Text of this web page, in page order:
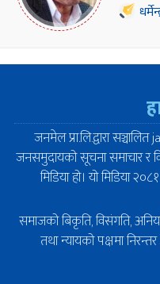
जनमेल प्रा.लि.द्वारा
जनसमुदायको सूचना समाचार र
मिडिया हो। यो मिडिया
समाजको बिकृति, विसंगति,
तथा न्यायको पक्षमा